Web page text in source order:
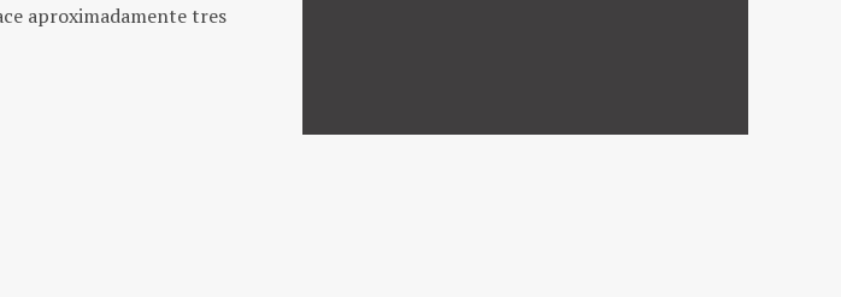
aproximadamente tres